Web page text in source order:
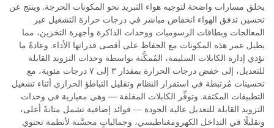
يخلق مسارات واضحة لتوجيه هواء التبريد نحو المكونات الحرجة. وينتج عن
تحسين تدفق الهواء انخفاض مباشر في درجات حرارة التشغيل عبر
المعالجات وبطاقات الرسوميات ووحدات الذاكرة وأجهزة التخزين، مما
يطيل عمر هذه المكونات مع الحفاظ على أقصى قدراتها الأداء. وعادةً ما
تؤدي إدارة الكابلات السليمة، المُمكَّنة بواسطة وحدات التزويد القابلة
للتعديل، إلى خفض درجات الحرارة بمقدار ٣ إلى ٧ درجات مئوية، مع
تحسينات مُرتبطة في استقرار النظام وتقليل التباطؤ الحراري أثناء تشغيل
التطبيقات المكثفة. وتوفِّر الكابلات المغلفة — وهي معيارية في وحدات
التزويد القابلة للتعديل عالية الجودة — فوائد إضافية تشمل متانةً أعلى،
وتقليلًا في التداخل الكهرومغناطيسي، وجمالياتٍ محسَّنة لأنظمة تحتوي